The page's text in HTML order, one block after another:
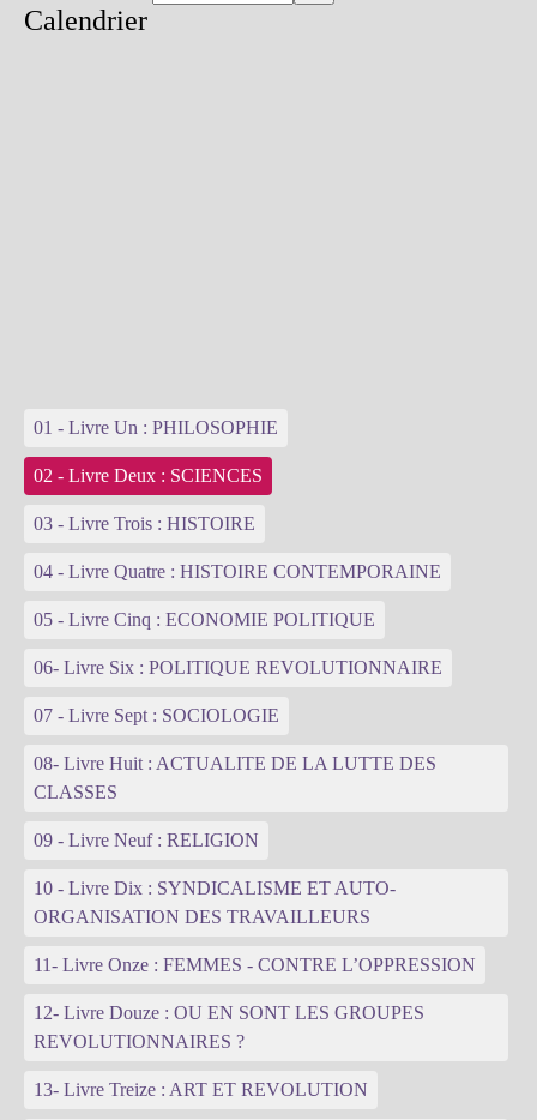
Calendrier
01 - Livre Un : PHILOSOPHIE
02 - Livre Deux : SCIENCES
03 - Livre Trois : HISTOIRE
04 - Livre Quatre : HISTOIRE CONTEMPORAINE
05 - Livre Cinq : ECONOMIE POLITIQUE
06- Livre Six : POLITIQUE REVOLUTIONNAIRE
07 - Livre Sept : SOCIOLOGIE
08- Livre Huit : ACTUALITE DE LA LUTTE DES
CLASSES
09 - Livre Neuf : RELIGION
10 - Livre Dix : SYNDICALISME ET AUTO-
ORGANISATION DES TRAVAILLEURS
11- Livre Onze : FEMMES - CONTRE L’OPPRESSION
12- Livre Douze : OU EN SONT LES GROUPES
REVOLUTIONNAIRES ?
13- Livre Treize : ART ET REVOLUTION